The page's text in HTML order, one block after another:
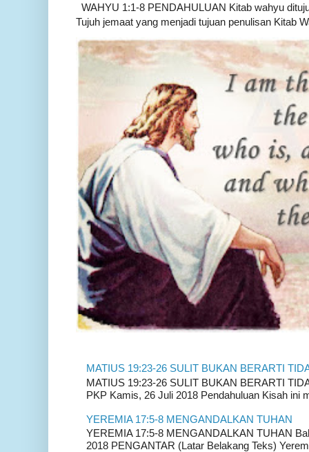
WAHYU 1:1-8 PENDAHULUAN Kitab wahyu
Tujuh jemaat yang menjadi tujuan penulisan Kitab
MATIUS 19:23-26 SULIT BUKAN BERARTI
MATIUS 19:23-26 SULIT BUKAN BERARTI
PKP Kamis, 26 Juli 2018 Pendahuluan Kisah ini
YEREMIA 17:5-8 MENGANDALKAN TUHAN
YEREMIA 17:5-8 MENGANDALKAN TUHAN
2018 PENGANTAR (Latar Belakang Teks)